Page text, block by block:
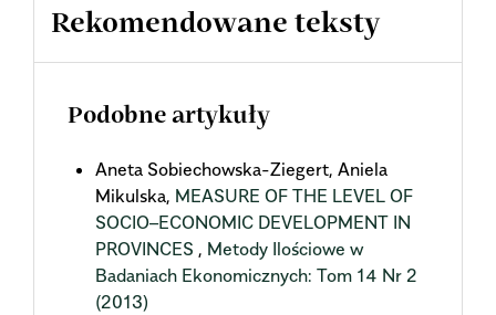
Rekomendowane teksty
Podobne artykuły
Aneta Sobiechowska-Ziegert, Aniela
Mikulska, MEASURE OF THE LEVEL OF
SOCIO–ECONOMIC DEVELOPMENT IN
PROVINCES , Metody Ilościowe w
Badaniach Ekonomicznych: Tom 14 Nr 2
(2013)